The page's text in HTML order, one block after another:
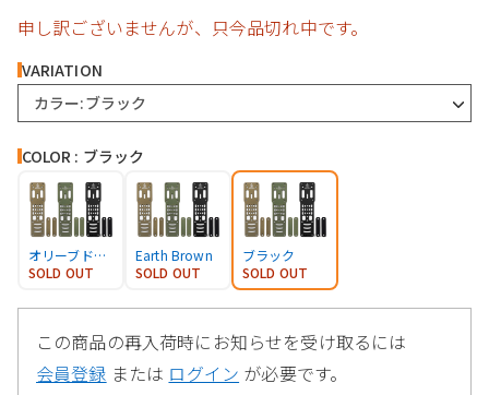
申し訳ございませんが、只今品切れ中です。
VARIATION
カラー:ブラック
COLOR : ブラック
オリーブドラブ
SOLD OUT
Earth Brown
SOLD OUT
ブラック
SOLD OUT
この商品の再入荷時にお知らせを受け取るには
会員登録 または ログイン が必要です。